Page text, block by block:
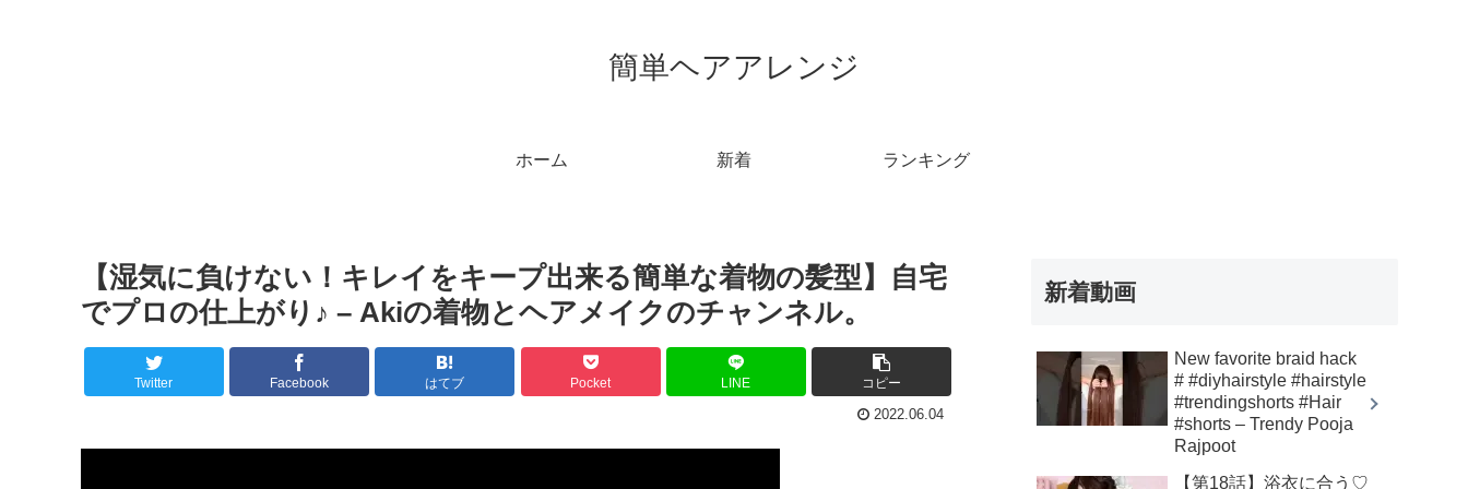
簡単ヘアアレンジ
ホーム 新着 ランキング
【湿気に負けない！キレイをキープ出来る簡単な着物の髪型】自宅
でプロの仕上がり♪ – Akiの着物とヘアメイクのチャンネル。
Twitter Facebook はてブ Pocket LINE コピー
2022.06.04
新着動画
New favorite braid hack
# #diyhairstyle #hairstyle
#trendingshorts #Hair
#shorts – Trendy Pooja
Rajpoot
【第18話】浴衣に合う♡